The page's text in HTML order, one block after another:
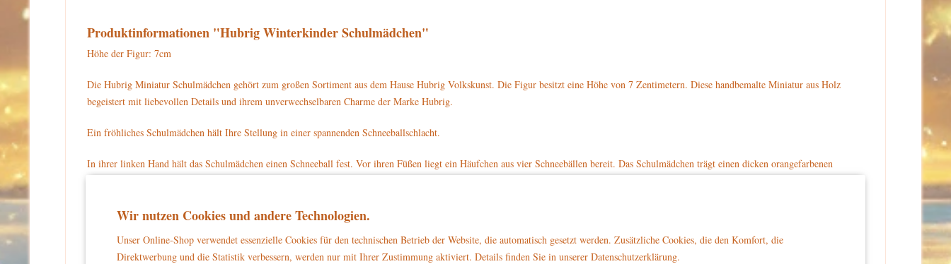
Produktinformationen "Hubrig Winterkinder Schulmädchen"
Höhe der Figur: 7cm
Die Hubrig Miniatur Schulmädchen gehört zum großen Sortiment aus dem Hause Hubrig Volkskunst. Die Figur besitzt eine Höhe von 7 Zentimetern. Diese handbemalte Miniatur aus Holz
begeistert mit liebevollen Details und ihrem unverwechselbaren Charme der Marke Hubrig.
Ein fröhliches Schulmädchen hält Ihre Stellung in einer spannenden Schneeballschlacht.
In ihrer linken Hand hält das Schulmädchen einen Schneeball fest. Vor ihren Füßen liegt ein Häufchen aus vier Schneebällen bereit. Das Schulmädchen trägt einen dicken orangefarbenen
Schulmädchen steht auf einem braunen, eingeschneiten Sockel.
Für Ihre Sammlung können Sie die Hubrig Miniatur Winterkinder Schulmädchen mit der Artikelnummer 110h0015 direkt auf www.hubrig-laden.de bestellen.
Wir nutzen Cookies und andere Technologien.
Unser Online-Shop verwendet essenzielle Cookies für den technischen Betrieb der Website, die automatisch gesetzt werden. Zusätzliche Cookies, die den Komfort, die
Direktwerbung und die Statistik verbessern, werden nur mit Ihrer Zustimmung aktiviert. Details finden Sie in unserer Datenschutzerklärung.